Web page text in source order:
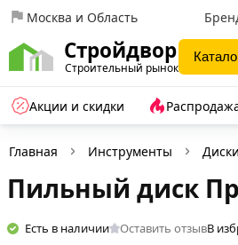
Москва и Область
Стройдвор
Строительный рынок
Акции и скидки
Главная Инструменты Диски
Пильный диск
Есть в наличии Оставить отзывВ